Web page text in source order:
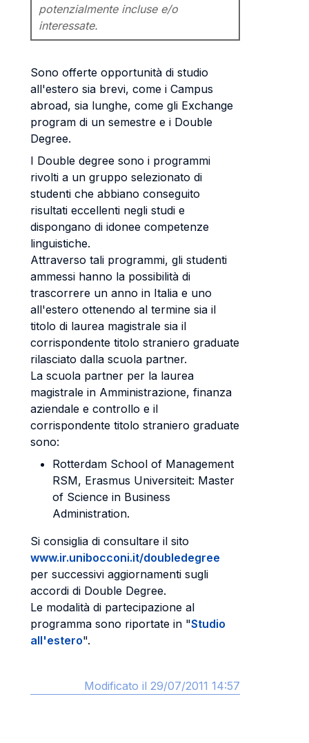
potenzialmente incluse e/o
interessate.
Sono offerte opportunità di studio
all'estero sia brevi, come i Campus
abroad, sia lunghe, come gli Exchange
program di un semestre e i Double
Degree.
I Double degree sono i programmi
rivolti a un gruppo selezionato di
studenti che abbiano conseguito
risultati eccellenti negli studi e
dispongano di idonee competenze
linguistiche.
Attraverso tali programmi, gli studenti
ammessi hanno la possibilità di
trascorrere un anno in Italia e uno
all'estero ottenendo al termine sia il
titolo di laurea magistrale sia il
corrispondente titolo straniero graduate
rilasciato dalla scuola partner.
La scuola partner per la laurea
magistrale in Amministrazione, finanza
aziendale e controllo e il
corrispondente titolo straniero graduate
sono:
Rotterdam School of Management
RSM, Erasmus Universiteit: Master
of Science in Business
Administration.
Si consiglia di consultare il sito
www.ir.unibocconi.it/doubledegree
per successivi aggiornamenti sugli
accordi di Double Degree.
Le modalità di partecipazione al
programma sono riportate in "Studio
all'estero".
Modificato il 29/07/2011 14:57